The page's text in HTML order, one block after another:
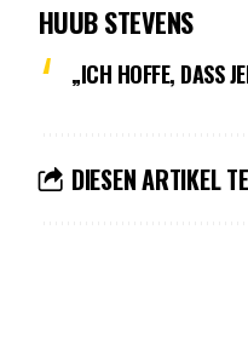
HUUB STEVENS
„ICH HOFFE, DASS
DIESEN ARTIKEL